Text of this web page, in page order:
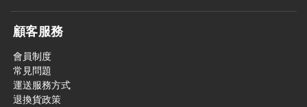
顧客服務
會員制度
常見問題
運送服務方式
退換貨政策